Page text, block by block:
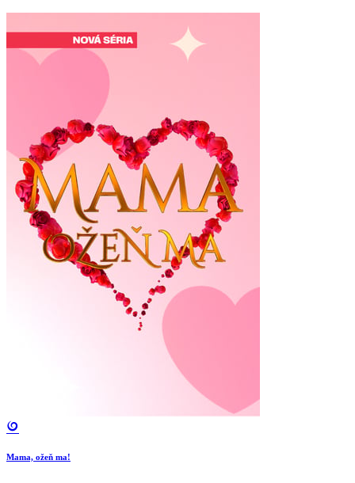
Mama, ožeň ma!